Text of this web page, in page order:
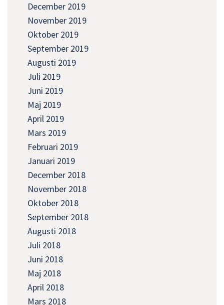
December 2019
November 2019
Oktober 2019
September 2019
Augusti 2019
Juli 2019
Juni 2019
Maj 2019
April 2019
Mars 2019
Februari 2019
Januari 2019
December 2018
November 2018
Oktober 2018
September 2018
Augusti 2018
Juli 2018
Juni 2018
Maj 2018
April 2018
Mars 2018